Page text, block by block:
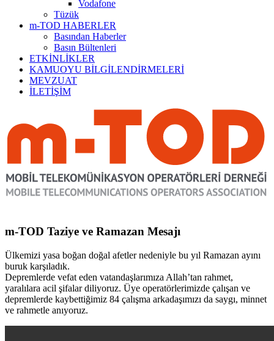
Vodafone
Tüzük
m-TOD HABERLER
Basından Haberler
Basın Bültenleri
ETKİNLİKLER
KAMUOYU BİLGİLENDİRMELERİ
MEVZUAT
İLETİŞİM
m-TOD Taziye ve Ramazan Mesajı
Ülkemizi yasa boğan doğal afetler nedeniyle bu yıl Ramazan ayını
buruk karşıladık.
Depremlerde vefat eden vatandaşlarımıza Allah’tan rahmet,
yaralılara acil şifalar diliyoruz. Üye operatörlerimizde çalışan ve
depremlerde kaybettiğimiz 84 çalışma arkadaşımızı da saygı, minnet
ve rahmetle anıyoruz.